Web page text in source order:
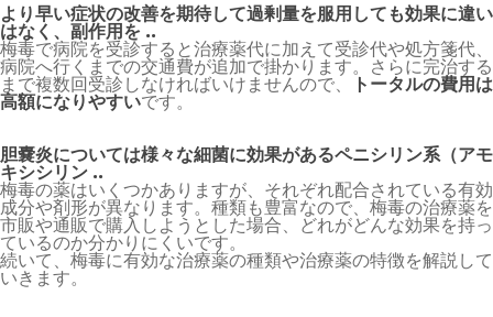
より早い症状の改善を期待して過剰量を服用しても効果に違い
はなく、副作用を ..
梅毒で病院を受診すると治療薬代に加えて受診代や処方箋代、
病院へ行くまでの交通費が追加で掛かります。さらに完治する
まで複数回受診しなければいけませんので、 トータルの費用は
高額になりやすいです。
胆嚢炎については様々な細菌に効果があるペニシリン系（アモ
キシシリン ..
梅毒の薬はいくつかありますが、それぞれ配合されている有効
成分や剤形が異なります。種類も豊富なので、梅毒の治療薬を
市販や通販で購入しようとした場合、どれがどんな効果を持っ
ているのか分かりにくいです。
続いて、梅毒に有効な治療薬の種類や治療薬の特徴を解説して
いきます。